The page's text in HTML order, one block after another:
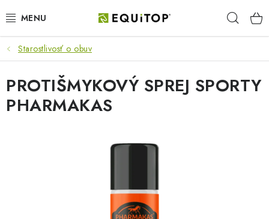
na
JAZDEC
KÔŇ
PONY
Starostlivosť o obuv
PROTIŠMYKOVÝ SPREJ SPORTY
PHARMAKAS